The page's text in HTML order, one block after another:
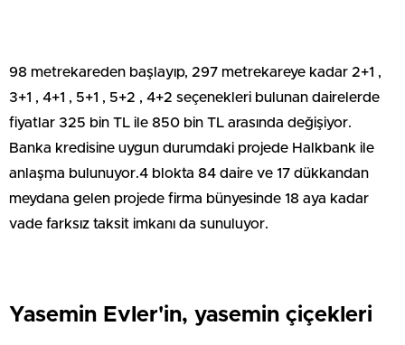
98 metrekareden başlayıp, 297 metrekareye kadar 2+1 ,
3+1 , 4+1 , 5+1 , 5+2 , 4+2 seçenekleri bulunan dairelerde
fiyatlar 325 bin TL ile 850 bin TL arasında değişiyor.
Banka kredisine uygun durumdaki projede Halkbank ile
anlaşma bulunuyor.4 blokta 84 daire ve 17 dükkandan
meydana gelen projede firma bünyesinde 18 aya kadar
vade farksız taksit imkanı da sunuluyor.
Yasemin Evler'in, yasemin çiçekleri